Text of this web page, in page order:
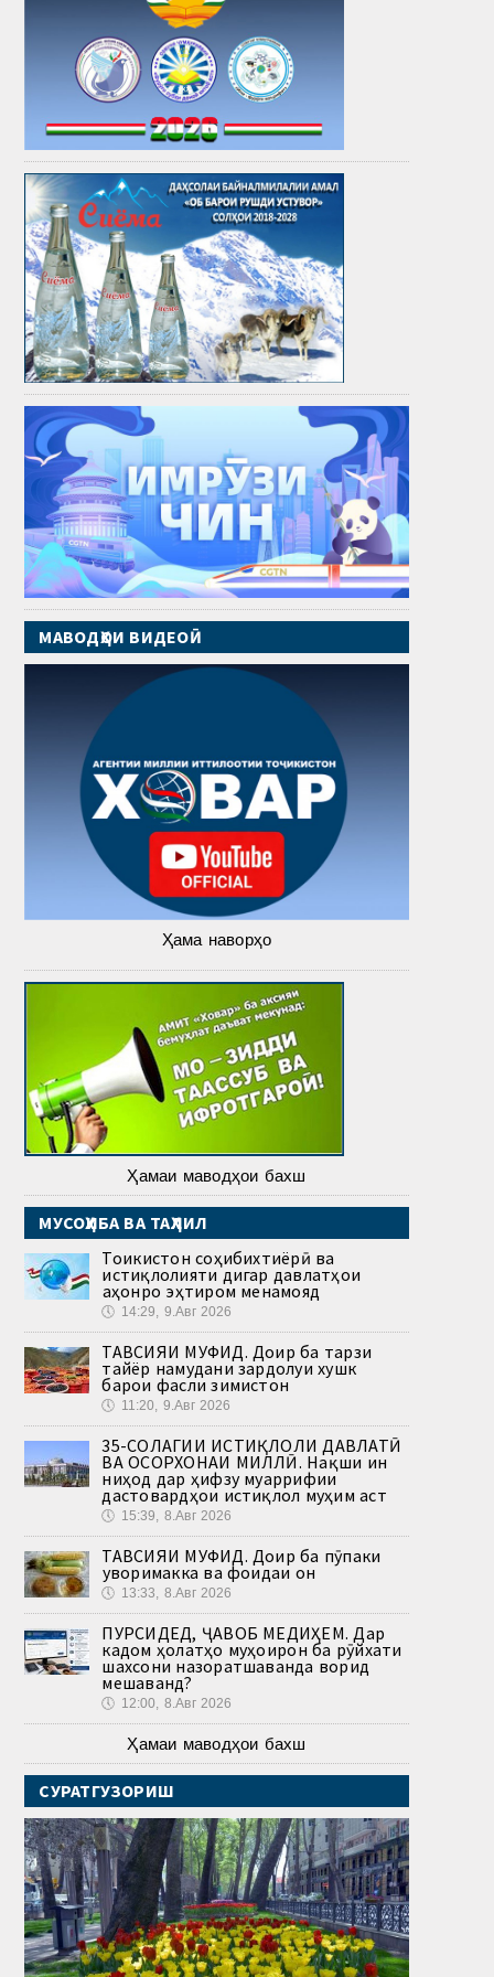
МАВОДҲОИ ВИДЕОӢ
Ҳама наворҳо
Ҳамаи маводҳои бахш
МУСОҲИБА ВА ТАҲЛИЛ
Тоҷикистон соҳибихтиёрӣ ва
истиқлолияти дигар давлатҳои
ҷаҳонро эҳтиром менамояд
🕔 14:29, 9.Авг 2026
ТАВСИЯИ МУФИД. Доир ба тарзи
тайёр намудани зардолуи хушк
барои фасли зимистон
🕔 11:20, 9.Авг 2026
35-СОЛАГИИ ИСТИҚЛОЛИ ДАВЛАТӢ
ВА ОСОРХОНАИ МИЛЛӢ. Нақши ин
ниҳод дар ҳифзу муаррифии
дастовардҳои истиқлол муҳим аст
🕔 15:39, 8.Авг 2026
ТАВСИЯИ МУФИД. Доир ба пӯпаки
ҷуворимакка ва фоидаи он
🕔 13:33, 8.Авг 2026
ПУРСИДЕД, ҶАВОБ МЕДИҲЕМ. Дар
кадом ҳолатҳо муҳоҷирон ба рӯйхати
шахсони назоратшаванда ворид
мешаванд?
🕔 12:00, 8.Авг 2026
Ҳамаи маводҳои бахш
СУРАТГУЗОРИШ